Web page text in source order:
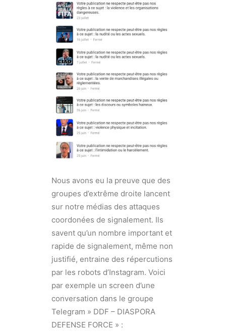
Nous avons eu la preuve que des
groupes d’extrême droite lancent
sur notre médias des attaques
coordonées de signalement. Ils
savent qu’un nombre important et
rapide de signalement, même non
justifié, entraine des répercutions
par les robots d’Instagram. Voici
par exemple un screen d’une
conversation dans le groupe
Telegram » DDF – DIASPORA
DEFENSE FORCE » :